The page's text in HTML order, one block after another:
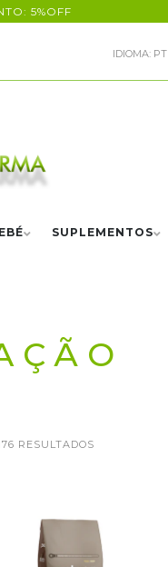
5%OFF
IDIOMA: PT
SUPLEMENTOS
RESULTADOS